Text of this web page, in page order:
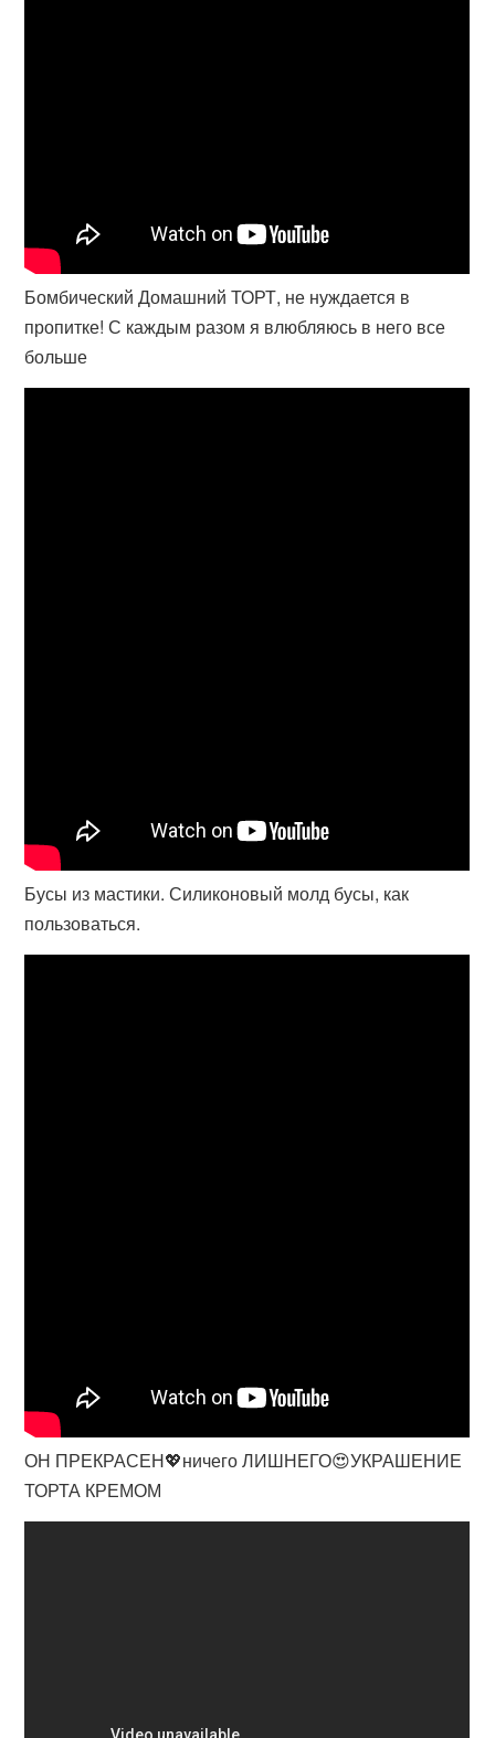
Бомбический Домашний ТОРТ, не нуждается в
пропитке! С каждым разом я влюбляюсь в него все
больше
Бусы из мастики. Силиконовый молд бусы, как
пользоваться.
ОН ПРЕКРАСЕН💖ничего ЛИШНЕГО😍УКРАШЕНИЕ
ТОРТА КРЕМОМ